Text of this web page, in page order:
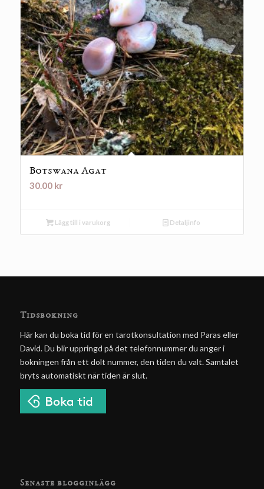
Botswana Agat
30.00 kr
Lägg till i varukorg Detaljinfo
Tidsbokning
Här kan du boka tid för en tarotkonsultation med Paras eller
David. Du blir uppringd på det telefonnummer du anger i
bokningen från ett dolt nummer, den tiden du valt. Samtalet
bryts automatiskt när tiden är slut.
Senaste blogginlägg